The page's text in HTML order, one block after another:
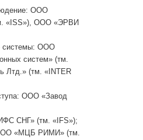
ООО
«ISS»), ООО «ЭРВИ
системы: ООО
систем» (тм.
Лтд.» (тм. «INTER
ООО «Завод
СНГ» (тм. «IFS»);
«МЦБ РИМИ» (тм.